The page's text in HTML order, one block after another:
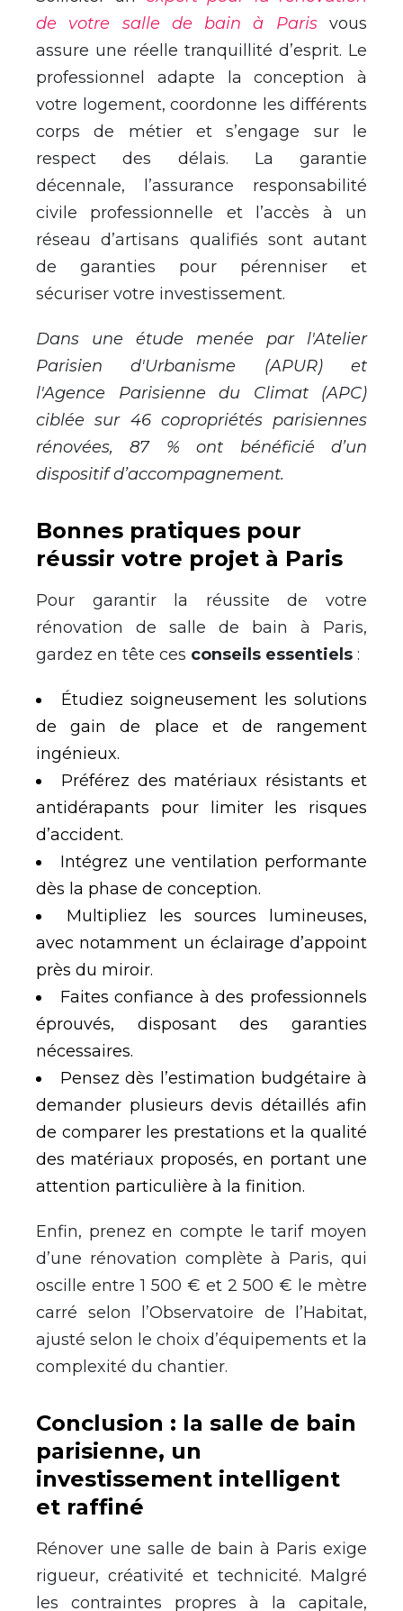
de votre salle de bain à Parisvous
assure une réelle tranquillité d’esprit. Le
professionnel adapte la conception à
votre logement, coordonne les différents
corps de métier et s’engage sur le
respect des délais. La garantie
décennale, l’assurance responsabilité
civile professionnelle et l’accès à un
réseau d’artisans qualifiés sont autant
de garanties pour pérenniser et
sécuriser votre investissement.
Dans une étude menée par l'Atelier
Parisien d'Urbanisme (APUR) et
l'Agence Parisienne du Climat (APC)
ciblée sur 46 copropriétés parisiennes
rénovées, 87 % ont bénéficié d’un
dispositif d’accompagnement.
Bonnes pratiques pour
réussir votre projet à Paris
Pour garantir la réussite de votre
rénovation de salle de bain à Paris,
gardez en tête ces conseils essentiels :
Étudiez soigneusement les solutions
de gain de place et de rangement
ingénieux.
Préférez des matériaux résistants et
antidérapants pour limiter les risques
d’accident.
Intégrez une ventilation performante
dès la phase de conception.
Multipliez les sources lumineuses,
avec notamment un éclairage d’appoint
près du miroir.
Faites confiance à des professionnels
éprouvés, disposant des garanties
nécessaires.
Pensez dès l’estimation budgétaire à
demander plusieurs devis détaillés afin
de comparer les prestations et la qualité
des matériaux proposés, en portant une
attention particulière à la finition.
Enfin, prenez en compte le tarif moyen
d’une rénovation complète à Paris, qui
oscille entre 1 500 € et 2 500 € le mètre
carré selon l’Observatoire de l’Habitat,
ajusté selon le choix d’équipements et la
complexité du chantier.
Conclusion : la salle de bain
parisienne, un
investissement intelligent
et raffiné
Rénover une salle de bain à Paris exige
rigueur, créativité et technicité. Malgré
les contraintes propres à la capitale,